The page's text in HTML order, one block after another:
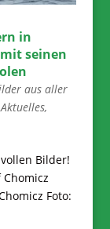
in
seinen
aus aller
Aktuelles,
Bilder!
Chomicz
Foto: